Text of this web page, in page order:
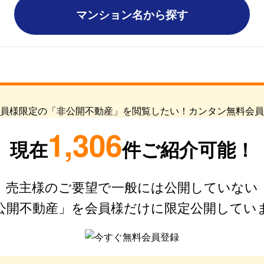
マンション名から探す
現在1,306件ご紹介可能！
売主様のご要望で一般には公開していない
開不動産」を会員様だけに限定公開してい